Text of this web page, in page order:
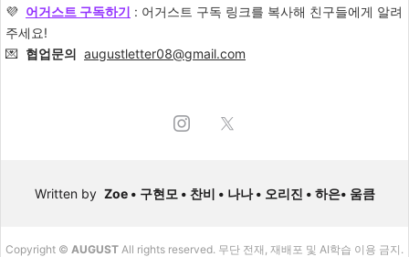
💜 어거스트 구독하기 : 어거스트 구독 링크를 복사해 친구들에게 알려
주세요!
💌 협업문의 augustletter08@gmail.com
Written by Zoe • 구현모 • 찬비 • 나나 • 오리진 • 하은• 움큼
Copyright © AUGUST All rights reserved. 무단 전재, 재배포 및 AI학습 이용 금지.